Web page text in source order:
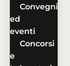
Convegni
ed
eventi
Concorsi
e